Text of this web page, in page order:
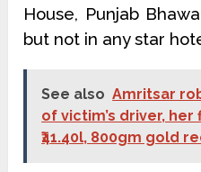
House, Punjab
but not in any star
See also Amritsar
of victim’s driver,
₹41.40l, 800gm gold